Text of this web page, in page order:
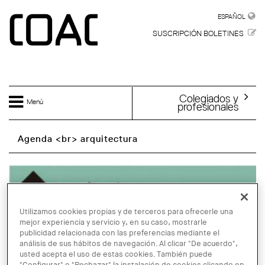
ESPAÑOL
SUSCRIPCIÓN BOLETINES
Menú Colegiados y
profesionales
Agenda <br> arquitectura
Utilizamos cookies propias y de terceros para ofrecerle una
mejor experiencia y servicio y, en su caso, mostrarle
publicidad relacionada con las preferencias mediante el
análisis de sus hábitos de navegación. Al clicar "De acuerdo",
usted acepta el uso de estas cookies. También puede